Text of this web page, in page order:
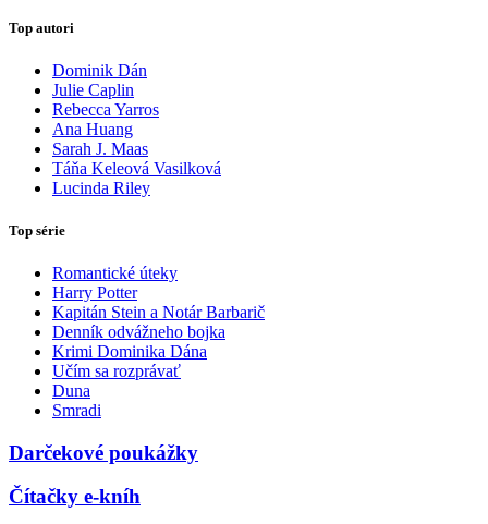
Top autori
Dominik Dán
Julie Caplin
Rebecca Yarros
Ana Huang
Sarah J. Maas
Táňa Keleová Vasilková
Lucinda Riley
Top série
Romantické úteky
Harry Potter
Kapitán Stein a Notár Barbarič
Denník odvážneho bojka
Krimi Dominika Dána
Učím sa rozprávať
Duna
Smradi
Darčekové poukážky
Čítačky e-kníh